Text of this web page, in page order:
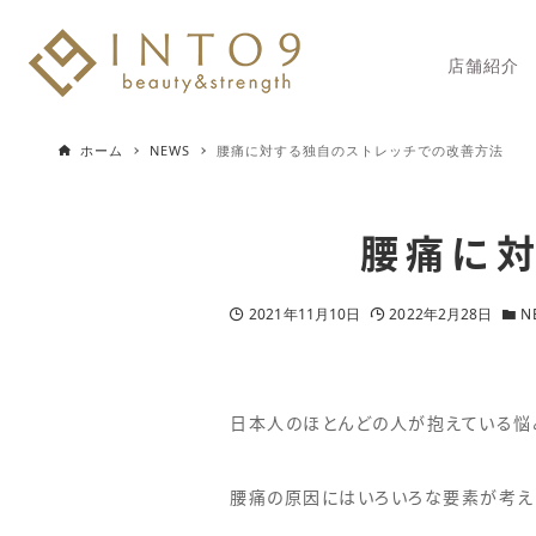
店舗紹介
ホーム NEWS 腰痛に対する独自のストレッチでの改善方法
腰痛に
2021年11月10日 2022年2月28日
日本人のほとんどの人が抱えている
腰痛の原因にはいろいろな要素が考え